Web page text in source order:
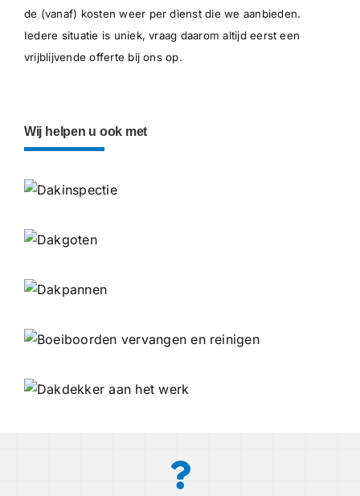
de (vanaf) kosten weer per dienst die we aanbieden.
Iedere situatie is uniek, vraag daarom altijd eerst een
vrijblijvende offerte bij ons op.
Wij helpen u ook met